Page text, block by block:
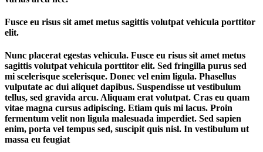
Fusce eu risus sit amet metus sagittis volutpat vehicula porttitor
elit.
Nunc placerat egestas vehicula. Fusce eu risus sit amet metus
sagittis volutpat vehicula porttitor elit. Sed fringilla purus sed
mi scelerisque scelerisque. Donec vel enim ligula. Phasellus
vulputate ac dui aliquet dapibus. Suspendisse ut vestibulum
tellus, sed gravida arcu. Aliquam erat volutpat. Cras eu quam
vitae magna cursus adipiscing. Etiam quis mi lacus. Proin
fermentum velit non ligula malesuada imperdiet. Sed sapien
enim, porta vel tempus sed, suscipit quis nisl. In vestibulum ut
massa eu feugiat